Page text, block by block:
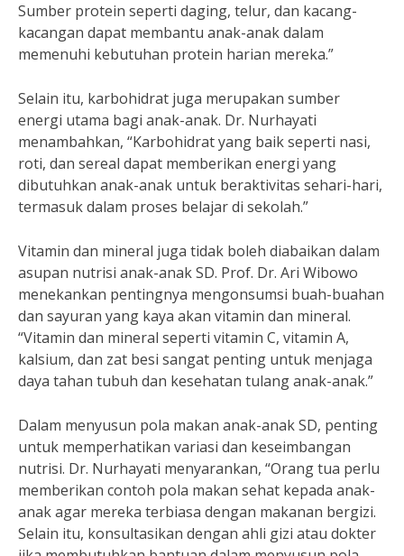
Sumber protein seperti daging, telur, dan kacang-
kacangan dapat membantu anak-anak dalam
memenuhi kebutuhan protein harian mereka.”
Selain itu, karbohidrat juga merupakan sumber
energi utama bagi anak-anak. Dr. Nurhayati
menambahkan, “Karbohidrat yang baik seperti nasi,
roti, dan sereal dapat memberikan energi yang
dibutuhkan anak-anak untuk beraktivitas sehari-hari,
termasuk dalam proses belajar di sekolah.”
Vitamin dan mineral juga tidak boleh diabaikan dalam
asupan nutrisi anak-anak SD. Prof. Dr. Ari Wibowo
menekankan pentingnya mengonsumsi buah-buahan
dan sayuran yang kaya akan vitamin dan mineral.
“Vitamin dan mineral seperti vitamin C, vitamin A,
kalsium, dan zat besi sangat penting untuk menjaga
daya tahan tubuh dan kesehatan tulang anak-anak.”
Dalam menyusun pola makan anak-anak SD, penting
untuk memperhatikan variasi dan keseimbangan
nutrisi. Dr. Nurhayati menyarankan, “Orang tua perlu
memberikan contoh pola makan sehat kepada anak-
anak agar mereka terbiasa dengan makanan bergizi.
Selain itu, konsultasikan dengan ahli gizi atau dokter